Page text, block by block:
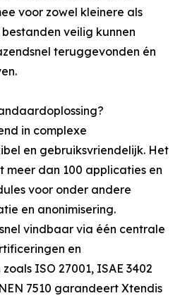
voor zowel kleinere als
veilig kunnen
teruggevonden én
in complexe
en gebruiksvriendelijk. Het
dan 100 applicaties en
voor onder andere
en anonimisering.
vindbaar via één centrale
en
ISO 27001, ISAE 3402
7510 garandeert Xtendis